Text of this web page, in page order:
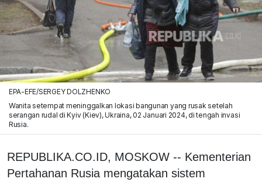
EPA-EFE/SERGEY DOLZHENKO
Wanita setempat meninggalkan lokasi bangunan yang rusak setelah
serangan rudal di Kyiv (Kiev), Ukraina, 02 Januari 2024, di tengah invasi
Rusia.
REPUBLIKA.CO.ID, MOSKOW -- Kementerian
Pertahanan Rusia mengatakan sistem